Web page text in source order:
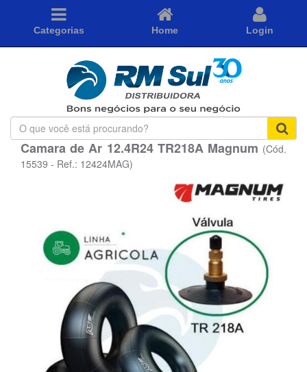
Categorias Home Login
O
que
você
está
Camara de Ar 12.4R24 TR218A Magnum (Cód.
15539 - Ref.: 12424MAG)